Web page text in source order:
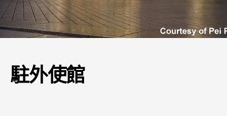
駐外使館